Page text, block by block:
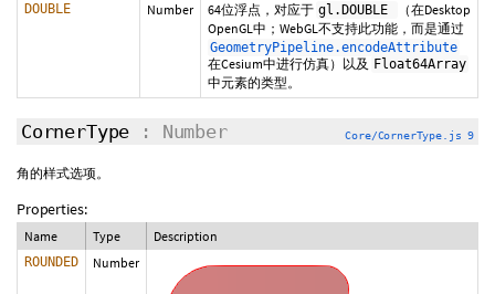
DOUBLE Number 64位浮点，对应于 gl.DOUBLE
（在Desktop
OpenGL中；WebGL不支持此功能，而是通过
GeometryPipeline.encodeAttribute
在Cesium中进行仿真）以及 Float64Array
中元素的类型。
CornerType : Number Core/CornerType.js 9
角的样式选项。
Properties:
Name Type Description
ROUNDED Number